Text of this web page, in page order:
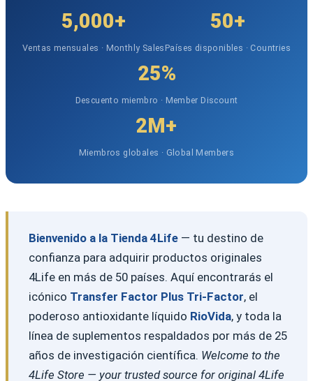
5,000+
Ventas mensuales · Monthly Sales
50+
Países disponibles · Countries
25%
Descuento miembro · Member Discount
2M+
Miembros globales · Global Members
Bienvenido a la Tienda 4Life— tu destino de
confianza para adquirir productos originales
4Life en más de 50 países. Aquí encontrarás el
icónico Transfer Factor Plus Tri-Factor, el
poderoso antioxidante líquido RioVida, y toda la
línea de suplementos respaldados por más de 25
años de investigación científica. Welcome to the
4Life Store — your trusted source for original 4Life